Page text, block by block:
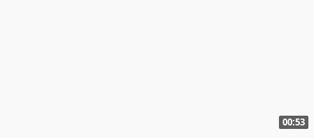
00:53